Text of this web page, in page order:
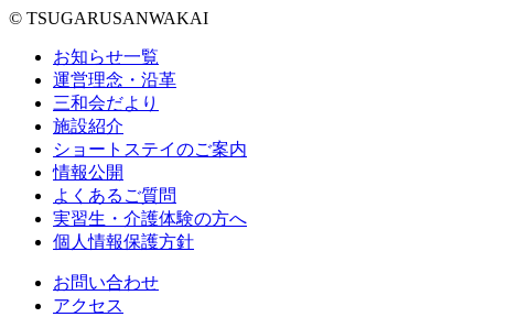
© TSUGARUSANWAKAI
お知らせ一覧
運営理念・沿革
三和会だより
施設紹介
ショートステイのご案内
情報公開
よくあるご質問
実習生・介護体験の方へ
個人情報保護方針
お問い合わせ
アクセス